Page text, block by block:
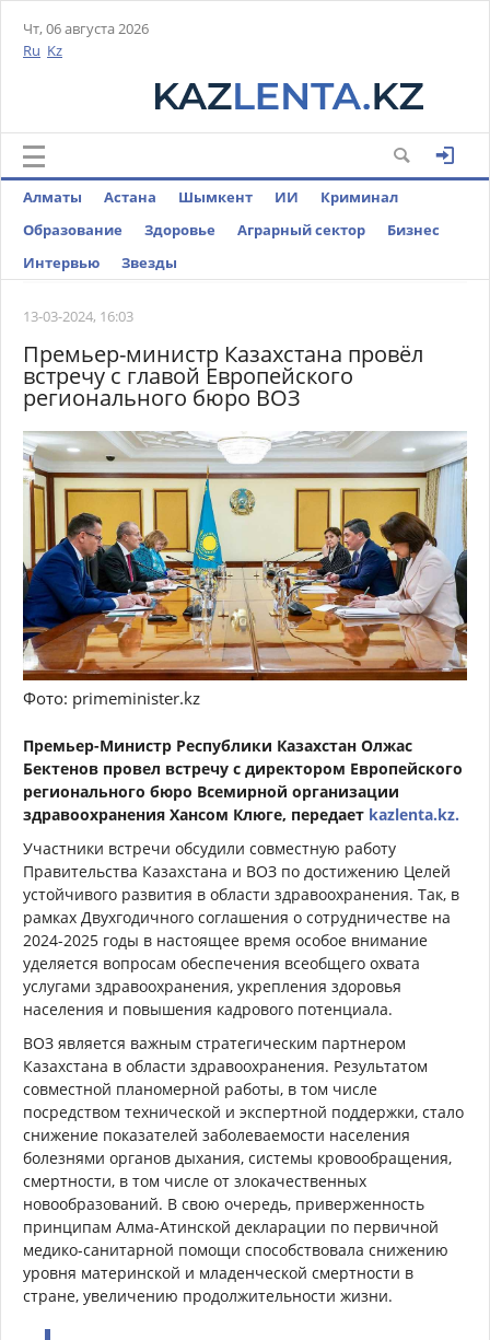
Чт, 06 августа 2026
Ru Kz
Алматы Астана Шымкент ИИ
Криминал
Образование
Здоровье Аграрный сектор
Бизнес
Интервью
Звезды
13-03-2024, 16:03
Премьер-министр Казахстана провёл
встречу с главой Европейского
регионального бюро ВОЗ
Фото: primeminister.kz
Премьер-Министр Республики Казахстан Олжас
Бектенов провел встречу с директором Европейского
регионального бюро Всемирной организации
здравоохранения Хансом Клюге, передает kazlenta.kz.
Участники встречи обсудили совместную работу
Правительства Казахстана и ВОЗ по достижению Целей
устойчивого развития в области здравоохранения. Так, в
рамках Двухгодичного соглашения о сотрудничестве на
2024-2025 годы в настоящее время особое внимание
уделяется вопросам обеспечения всеобщего охвата
услугами здравоохранения, укрепления здоровья
населения и повышения кадрового потенциала.
ВОЗ является важным стратегическим партнером
Казахстана в области здравоохранения. Результатом
совместной планомерной работы, в том числе
посредством технической и экспертной поддержки, стало
снижение показателей заболеваемости населения
болезнями органов дыхания, системы кровообращения,
смертности, в том числе от злокачественных
новообразований. В свою очередь, приверженность
принципам Алма-Атинской декларации по первичной
медико-санитарной помощи способствовала снижению
уровня материнской и младенческой смертности в
стране, увеличению продолжительности жизни.